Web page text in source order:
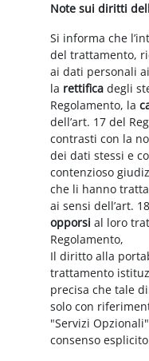
Note sui diritti
Si informa che
del trattamento,
ai dati personali
la rettificadegli
Regolamento, la
dell’art. 17 del
contrasti con la
dei dati stessi e
contenzioso
che li hanno
ai sensi dell’art.
opporsi al loro
Regolamento,
Il diritto alla
trattamento
precisa che tale
solo con
"Servizi
consenso